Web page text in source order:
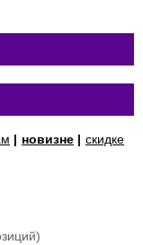
| новизне | скидке